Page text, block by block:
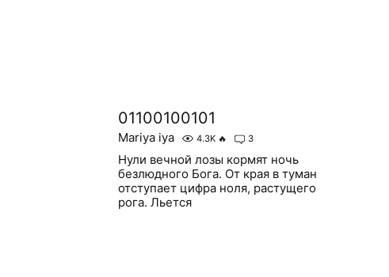
01100100101
Mariya iya 4.3K 🔥 3
Нули вечной лозы кормят ночь
безлюдного Бога. От края в туман
отступает цифра ноля, растущего
рога. Льется